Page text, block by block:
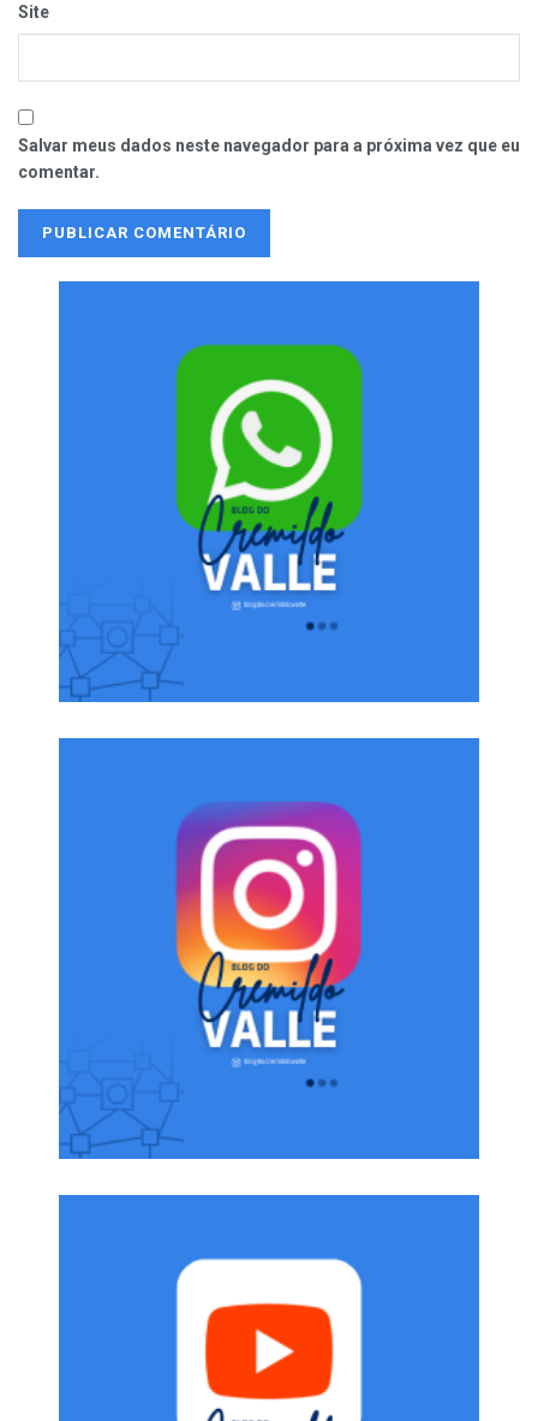
Site
Salvar meus dados neste navegador para a próxima vez que eu
comentar.